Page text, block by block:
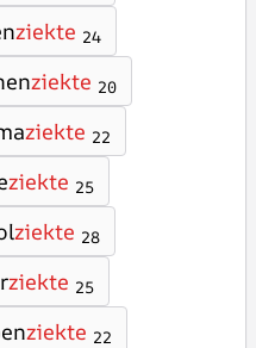
ziekte 24
ziekte 20
ziekte 22
ziekte 25
ziekte 28
ziekte 25
ziekte 22